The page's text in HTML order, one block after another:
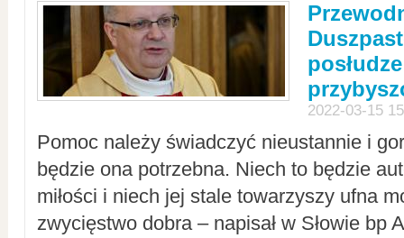
2022-03-15
Pomoc należy świadczyć nieustannie i
będzie ona potrzebna. Niech to będzie
miłości i niech jej stale towarzyszy ufna
zwycięstwo dobra – napisał w Słowie bp